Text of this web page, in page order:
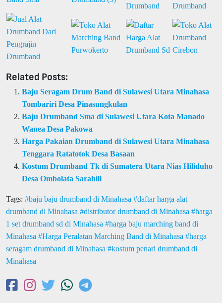
Related Posts:
Baju Seragam Drum Band di Sulawesi Utara Minahasa
Tombariri Desa Pinasungkulan
Baju Drumband Sma di Sulawesi Utara Kota Manado
Wanea Desa Pakowa
Harga Pakaian Drumband di Sulawesi Utara Minahasa
Tenggara Ratatotok Desa Basaan
Kostum Drumband Tk di Sumatera Utara Nias Hiliduho
Desa Ombolata Sarahili
Tags: baju baju drumband di Minahasa
daftar harga alat
drumband di Minahasa
distributor drumband di Minahasa
harga
1 set drumband sd di Minahasa
harga baju marching band di
Minahasa
Harga Peralatan Marching Band di Minahasa
harga
seragam drumband di Minahasa
kostum penari drumband di
Minahasa